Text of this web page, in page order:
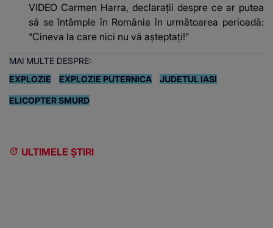
VIDEO Carmen Harra, declarații despre ce ar putea
să se întâmple în România în următoarea perioadă:
“Cineva la care nici nu vă așteptați!”
MAI MULTE DESPRE:
EXPLOZIE
EXPLOZIE PUTERNICA JUDETUL IASI
ELICOPTER SMURD
ULTIMELE ȘTIRI